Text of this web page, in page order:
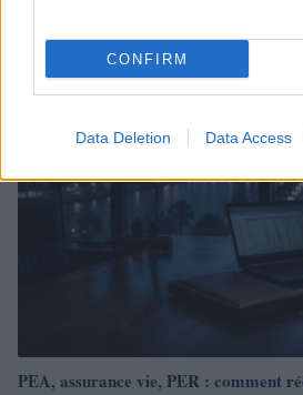
CONFIRM
Data Deletion Data Access
PEA, assurance vie, PER : comment